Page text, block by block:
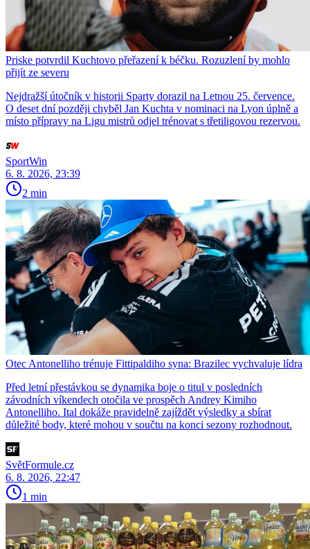
Priske potvrdil Kuchtovo přeřazení k béčku. Rozuzlení by mohlo
přijít ze severu
Nejdražší útočník v historii Sparty dorazil na Letnou 25. července.
O deset dní později chyběl Jan Kuchta v nominaci na Lyon úplně a
místo přípravy na Ligu mistrů odjel trénovat s třetiligovou rezervou.
SportWin
6. 8. 2026, 23:39
2 min
Otec Antonelliho trénuje Fittipaldiho syna: Brazilec vychvaluje lídra
Před letní přestávkou se dynamika boje o titul v posledních
závodních víkendech otočila ve prospěch Andrey Kimiho
Antonelliho. Ital dokáže pravidelně zajíždět výsledky a sbírat
důležité body, které mohou v součtu na konci sezony rozhodnout.
SvětFormule.cz
6. 8. 2026, 22:47
1 min